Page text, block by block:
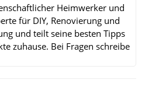
Heimwerker und
für DIY, Renovierung und
und teilt seine besten Tipps
zuhause. Bei Fragen schreibe